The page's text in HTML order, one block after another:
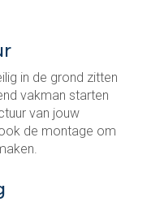
in de grond zitten
vakman starten
van jouw
de montage om